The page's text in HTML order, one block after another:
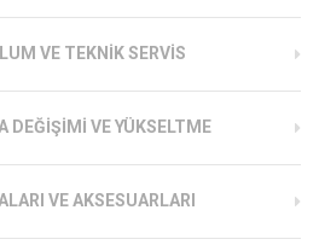
VE TEKNIK SERVIS
DEĞIŞIMI VE YÜKSELTME
VE AKSESUARLARI